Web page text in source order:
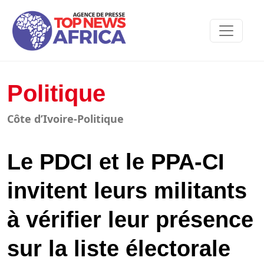
Politique
Côte d’Ivoire-Politique
Le PDCI et le PPA-CI
invitent leurs militants
à vérifier leur présence
sur la liste électorale